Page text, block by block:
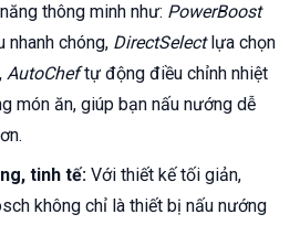
thông minh như: PowerBoost
nhanh chóng, DirectSelectlựa chọn
AutoCheftự động điều chỉnh nhiệt
món ăn, giúp bạn nấu nướng dễ
tinh tế: Với thiết kế tối giản,
không chỉ là thiết bị nấu nướng